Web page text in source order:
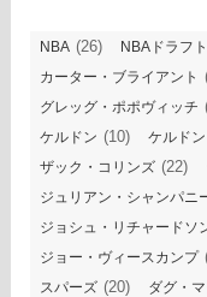
NBA (26) NBAドラフ
カーター・ブライアント
グレッグ・ポポヴィッチ
ケルドン (10) ケルド
ザック・コリンズ (22)
ジュリアン・シャンパニ
ジョシュ・リチャードソ
ジョー・ヴィースカンプ
スパーズ (20) ダグ・